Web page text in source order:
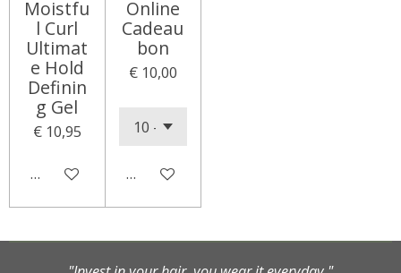
Moistfu
l Curl
Ultimat
e Hold
Definin
g Gel
€ 10,95
Houd mij op de hoogte
Online
Cadeau
bon
€ 10,00
In winkelwagen